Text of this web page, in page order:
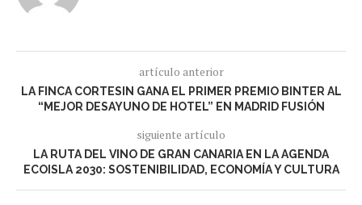
artículo anterior
LA FINCA CORTESIN GANA EL PRIMER PREMIO BINTER AL
“MEJOR DESAYUNO DE HOTEL” EN MADRID FUSIÓN
siguiente artículo
LA RUTA DEL VINO DE GRAN CANARIA EN LA AGENDA
ECOISLA 2030: SOSTENIBILIDAD, ECONOMÍA Y CULTURA